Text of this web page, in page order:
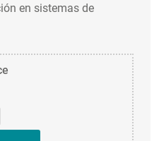
en sistemas de